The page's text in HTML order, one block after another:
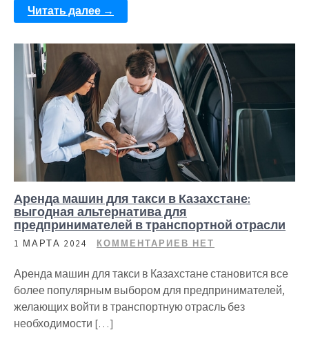
Читать далее →
Аренда машин для такси в Казахстане:
выгодная альтернатива для
предпринимателей в транспортной отрасли
1 МАРТА 2024 КОММЕНТАРИЕВ НЕТ
Аренда машин для такси в Казахстане становится все
более популярным выбором для предпринимателей,
желающих войти в транспортную отрасль без
необходимости […]